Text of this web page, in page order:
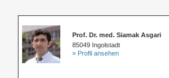
Prof. Dr. med. Siamak Asgari
85049 Ingolstadt
» Profil ansehen